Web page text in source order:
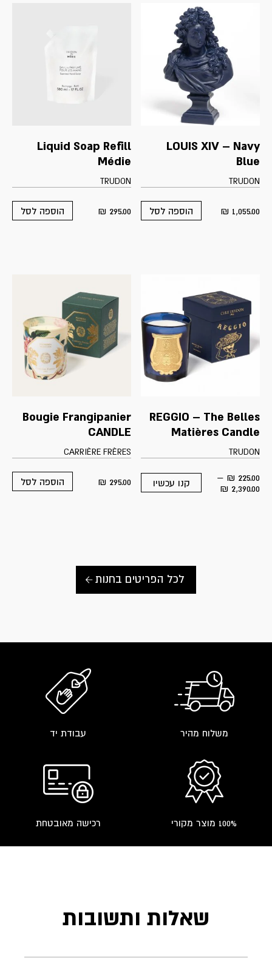
LOUIS XIV – Navy
Blue
TRUDON
1,055.00
₪ הוספה לסל
Liquid Soap Refill
Médie
TRUDON
295.00
₪ הוספה לסל
REGGIO – The Belles
Matières Candle
TRUDON
225.00
₪
–
2,390.00
₪ קנו עכשיו
This
Bougie Frangipanier
CANDLE
CARRIÈRE FRÈRES
295.00
₪ הוספה לסל
לכל הפריטים בחנות
משלוח מהיר עבודת יד
100% מוצר מקורי רכישה מאובטחת
שאלות ותשובות